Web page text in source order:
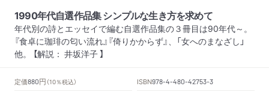
1990年代自選作品集 シンプルな生き方を求めて
年代別の詩とエッセイで編む自選作品集の３冊目は90年代～。
『食卓に珈琲の匂い流れ』『倚りかからず』、「女へのまなざし」
他。 【解説： 井坂洋子 】
定価880円 （10％税込） ISBN978-4-480-42753-3